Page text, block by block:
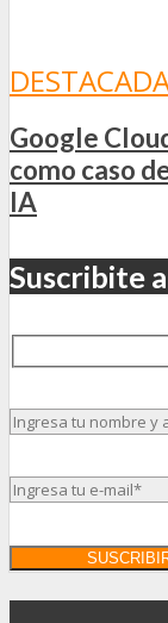
Google
como caso
IA
Suscribite